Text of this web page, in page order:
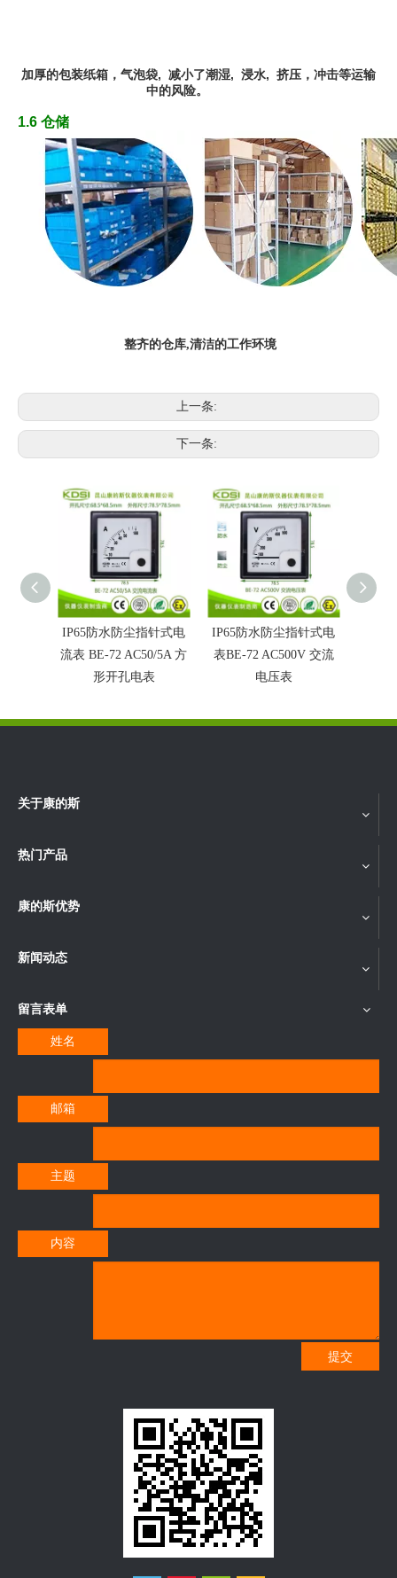
加厚的包装纸箱， 气泡袋, 减小了潮湿, 浸水, 挤压 ，冲击等运输
中的风险。
1.6 仓储
整齐的仓库,清洁的工作环境
上一条:
下一条:
IP65防水防尘指针式电
流表 BE-72 AC50/5A 方
形开孔电表
IP65防水防尘指针式电
表BE-72 AC500V 交流
电压表
关于康的斯
热门产品
康的斯优势
新闻动态
留言表单
姓名
邮箱
主题
内容
提交